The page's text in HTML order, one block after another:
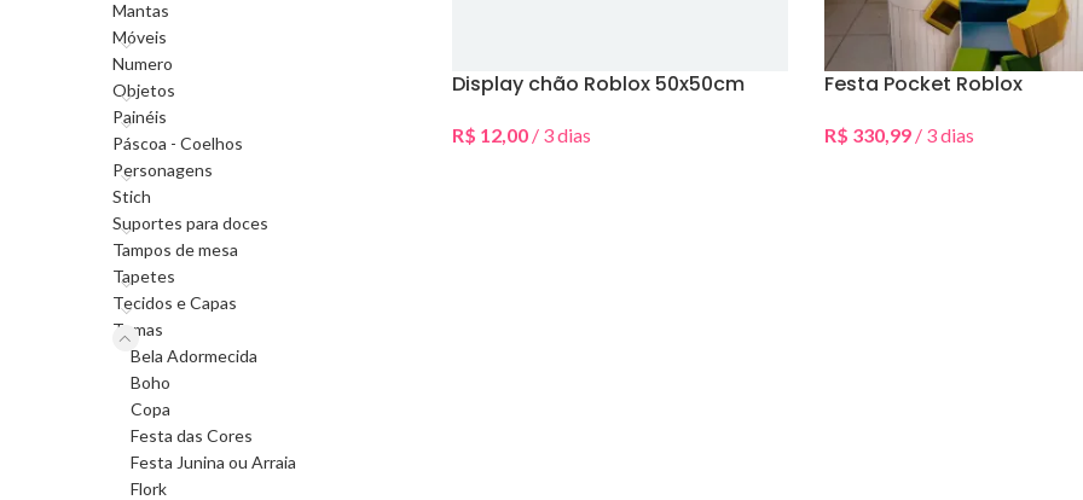
Mantas
Móveis
Numero
Objetos
Painéis
Páscoa - Coelhos
Personagens
Stich
Suportes para doces
Tampos de mesa
Tapetes
Tecidos e Capas
Temas
Bela Adormecida
Boho
Copa
Festa das Cores
Festa Junina ou Arraia
Flork
Display chão Roblox 50x50cm
R$ 12,00 / 3 dias
Festa Pocket Roblox
R$ 330,99 / 3 dias